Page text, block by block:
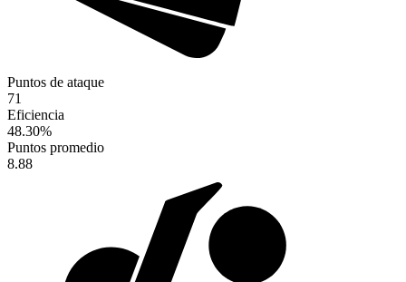
Puntos de ataque
71
Eficiencia
48.30%
Puntos promedio
8.88